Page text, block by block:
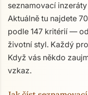
seznamovací
Aktuálně tu najdete
podle 147 kritérií —
životní styl. Každý
Když vás někdo
vzkaz.